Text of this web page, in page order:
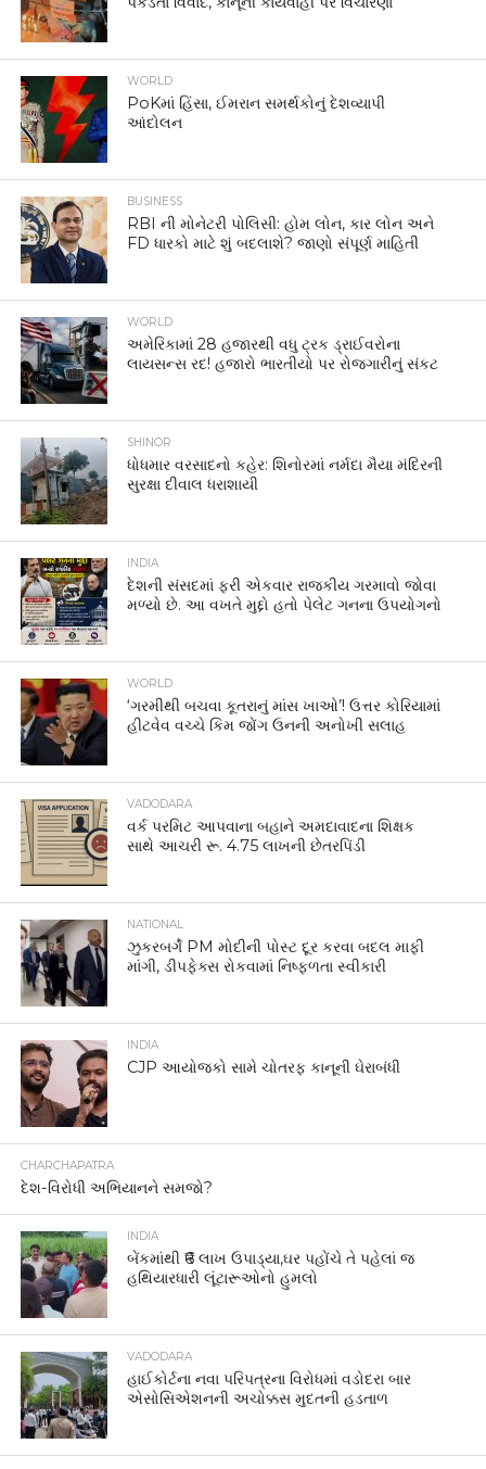
WORLD
PoKમાં હિંસા, ઈમરાન સમર્થકોનું દેશવ્યાપી
આંદોલન
BUSINESS
RBI ની મોનેટરી પોલિસી: હોમ લોન, કાર લોન અને
FD ધારકો માટે શું બદલાશે? જાણો સંપૂર્ણ માહિતી
WORLD
અમેરિકામાં 28 હજારથી વધુ ટ્રક ડ્રાઈવરોના
લાયસન્સ રદ! હજારો ભારતીયો પર રોજગારીનું સંકટ
SHINOR
ધોધમાર વરસાદનો કહેર: શિનોરમાં નર્મદા મૈયા મંદિરની
સુરક્ષા દીવાલ ધરાશાયી
INDIA
દેશની સંસદમાં ફરી એકવાર રાજકીય ગરમાવો જોવા
મળ્યો છે. આ વખતે મુદ્દો હતો પેલેટ ગનના ઉપયોગનો
WORLD
‘ગરમીથી બચવા કૂતરાનું માંસ ખાઓ’! ઉત્તર કોરિયામાં
હીટવેવ વચ્ચે કિમ જોંગ ઉનની અનોખી સલાહ
VADODARA
વર્ક પરમિટ આપવાના બહાને અમદાવાદના શિક્ષક
સાથે આચરી રૂ. 4.75 લાખની છેતરપિંડી
NATIONAL
ઝુકરબર્ગે PM મોદીની પોસ્ટ દૂર કરવા બદલ માફી
માંગી, ડીપફેક્સ રોકવામાં નિષ્ફળતા સ્વીકારી
INDIA
CJP આયોજકો સામે ચોતરફ કાનૂની ઘેરાબંધી
CHARCHAPATRA
દેશ-વિરોધી અભિયાનને સમજો?
INDIA
બેંકમાંથી ₹6 લાખ ઉપાડ્યા,ઘર પહોંચે તે પહેલાં જ
હથિયારધારી લૂંટારૂઓનો હુમલો
VADODARA
હાઈકોર્ટના નવા પરિપત્રના વિરોધમાં વડોદરા બાર
એસોસિએશનની અચોક્કસ મુદતની હડતાળ